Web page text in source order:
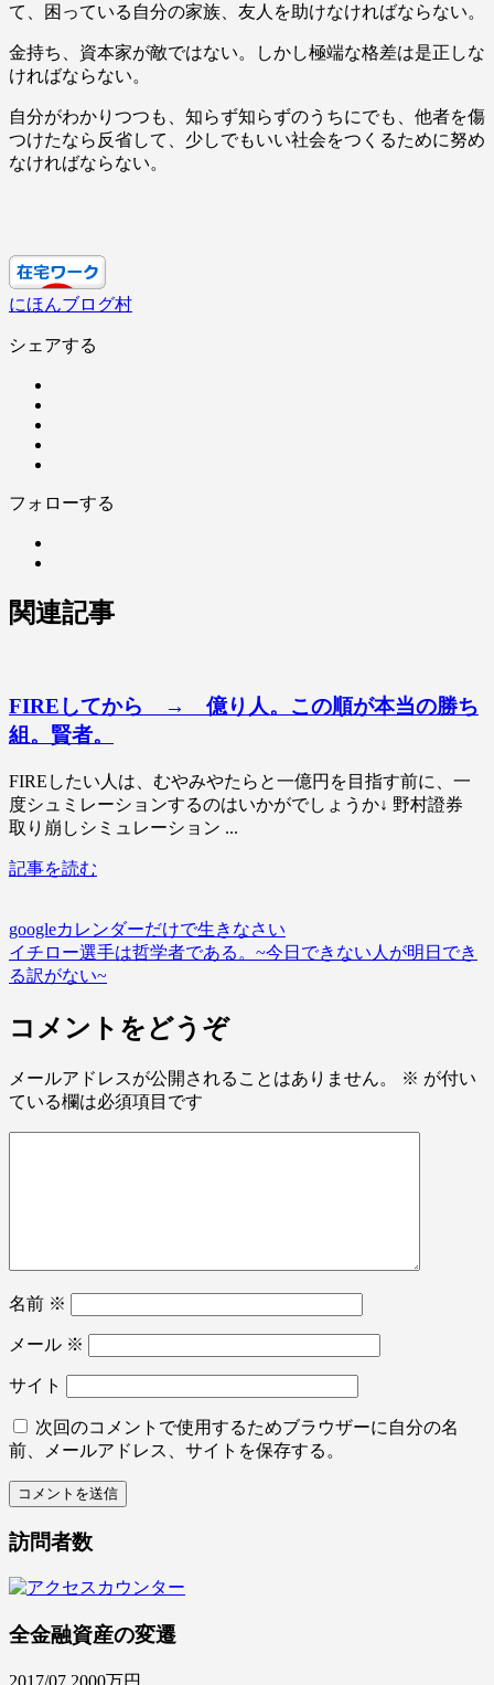
て、困っている自分の家族、友人を助けなければならない。
金持ち、資本家が敵ではない。しかし極端な格差は是正しな
ければならない。
自分がわかりつつも、知らず知らずのうちにでも、他者を傷
つけたなら反省して、少しでもいい社会をつくるために努め
なければならない。
にほんブログ村
シェアする
フォローする
関連記事
FIREしてから → 億り人。この順が本当の勝ち
組。賢者。
FIREしたい人は、むやみやたらと一億円を目指す前に、一
度シュミレーションするのはいかがでしょうか↓ 野村證券
取り崩しシミュレーション ...
記事を読む
googleカレンダーだけで生きなさい
イチロー選手は哲学者である。~今日できない人が明日でき
る訳がない~
コメントをどうぞ
メールアドレスが公開されることはありません。 ※ が付い
ている欄は必須項目です
名前 ※
メール ※
サイト
次回のコメントで使用するためブラウザーに自分の名
前、メールアドレス、サイトを保存する。
訪問者数
全金融資産の変遷
2017/07 2000万円